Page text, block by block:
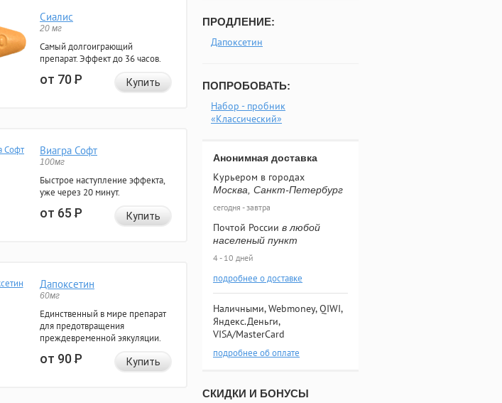
Сиалис
20 мг
Самый долгоиграющий
препарат. Эффект до 36 часов.
от 70Р Купить
Виагра Софт
100мг
Быстрое наступление эффекта,
уже через 20 минут.
от 65Р Купить
Дапоксетин
60мг
Единственный в мире препарат
для предотвращения
преждевременной эякуляции.
от 90Р Купить
ПРОДЛЕНИЕ:
Дапоксетин
ПОПРОБОВАТЬ:
Набор - пробник
«Классический»
Анонимная доставка
Курьером в городах
Москва, Санкт-Петербург
сегодня - завтра
Почтой России в любой
населеный пункт
4 - 10 дней
подробнее о доставке
Наличными, Webmoney, QIWI,
Яндекс.Деньги,
VISA/MasterCard
подробнее об оплате
СКИДКИ И БОНУСЫ